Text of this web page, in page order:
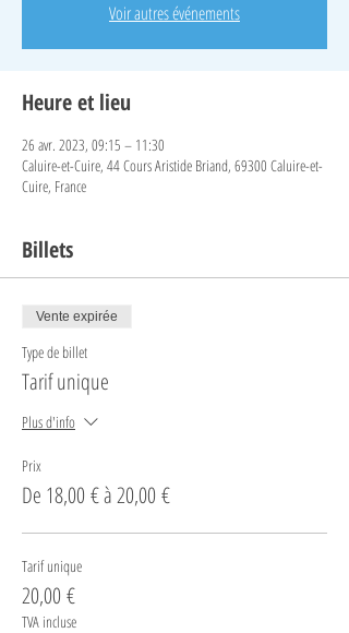
Voir autres événements
Heure et lieu
26 avr. 2023, 09:15 – 11:30
Caluire-et-Cuire, 44 Cours Aristide Briand, 69300 Caluire-et-
Cuire, France
Billets
Vente expirée
Type de billet
Tarif unique
Plus d'info
Prix
De 18,00 € à 20,00 €
Tarif unique
20,00 €
TVA incluse